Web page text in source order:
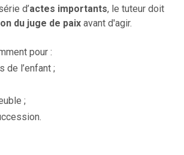
d’actes importants, le tuteur doit
du juge de paix avant d'agir.
pour :
de l’enfant ;
;